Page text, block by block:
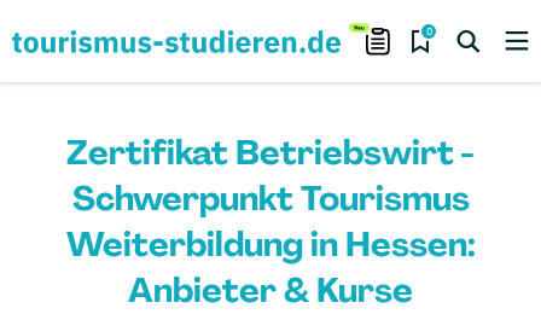
0
Zertifikat Betriebswirt -
Schwerpunkt Tourismus
Weiterbildung in Hessen:
Anbieter & Kurse